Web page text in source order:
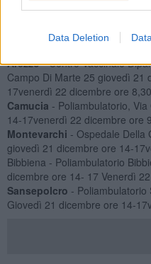
Data Deletion
Arezzo- Centro Vaccinale
Campo Di Marte 25 giovedì 21
17venerdì 22 dicembre ore
Camucia - Poliambulatorio,
14-17venerdì 22 dicembre ore
Montevarchi - Ospedale Della
giovedì 21 dicembre ore 14-
Bibbiena - Poliambulatorio
dicembre ore 14- 17 Venerdì
Sansepolcro - Poliambulatorio
Giovedì 21 dicembre ore 14-